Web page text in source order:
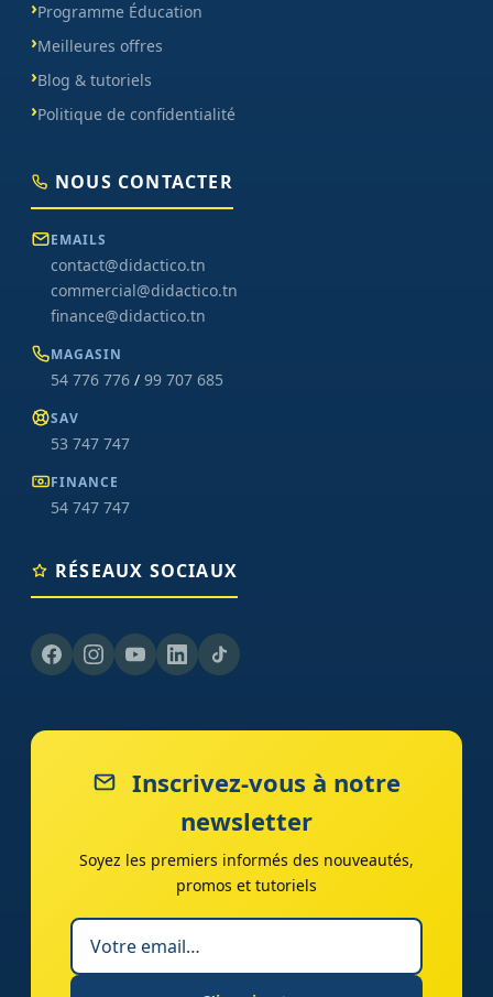
Programme Éducation
Meilleures offres
Blog & tutoriels
Politique de confidentialité
NOUS CONTACTER
EMAILS
contact@didactico.tn
commercial@didactico.tn
finance@didactico.tn
MAGASIN
54 776 776 / 99 707 685
SAV
53 747 747
FINANCE
54 747 747
RÉSEAUX SOCIAUX
Inscrivez-vous à notre
newsletter
Soyez les premiers informés des nouveautés,
promos et tutoriels